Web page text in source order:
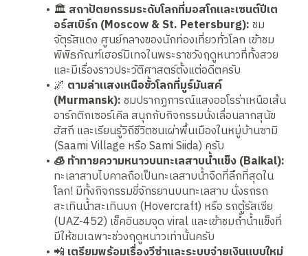
🏛 สถาปัตยกรรมระดับโลกที่มอสโกและเซนต์ปีเต
อร์สเบิร์ก (Moscow & St. Petersburg):ชม
จัตุรัสแดง ศูนย์กลางของนักท่องเที่ยวทั่วโลก เข้าชม
พิพิธภัณฑ์เฮอร์มิเทจในพระราชวังฤดูหนาวที่ทั้งสวย
และมีเรื่องราวประวัติศาสตร์ตั้งแต่อดีตครับ
🌌 ตามล่าแสงเหนือขั้วโลกที่มูร์มันสค์
(Murmansk):ชมปรากฏการณ์แสงออโรร่าเหนือเส้น
อาร์กติกเซอร์เคิล สนุกกับกิจกรรมนั่งเลื่อนลากสุนัข
ฮัสกี และเรียนรู้วิถีชีวิตชนเผ่าพื้นเมืองในหมู่บ้านซามิ
(Saami Village หรือ Sami Siida) ครับ
🧊 ท้าทายความหนาวบนทะเลสาบน้ำแข็ง (Baikal):
ทะเลาสาบไบคาลถือเป็นทะเลสาบน้ำจืดที่ลึกที่สุดใน
โลก! มีทั้งกิจกรรมขี่จักรยานบนทะเลสาบ นั่งรถรถ
สะเทินน้ำสะเทินบก (Hovercraft) หรือ รถตู้รัสเซีย
(UAZ-452) เช็คอินชมจุด viral และเข้าชมถ้ำน้ำแข็งที่
มีให้ชมเฉพาะช่วงฤดูหนาวเท่านั้นครับ
📲 เตรียมพร้อมเรื่องวีซ่าและระบบจ่ายเงินแบบใหม่